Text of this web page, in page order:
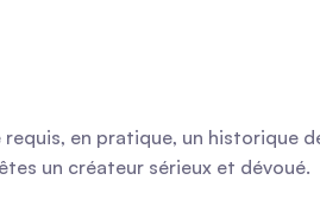
en pratique, un
un créateur sérieux et dévoué.